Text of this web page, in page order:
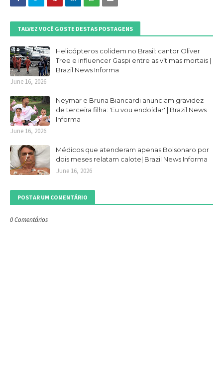
TALVEZ VOCÊ GOSTE DESTAS POSTAGENS
Helicópteros colidem no Brasil: cantor Oliver
Tree e influencer Gaspi entre as vítimas mortais |
Brazil News Informa
June 16, 2026
Neymar e Bruna Biancardi anunciam gravidez
de terceira filha: 'Eu vou endoidar' | Brazil News
Informa
June 16, 2026
Médicos que atenderam apenas Bolsonaro por
dois meses relatam calote| Brazil News Informa
June 16, 2026
POSTAR UM COMENTÁRIO
0 Comentários